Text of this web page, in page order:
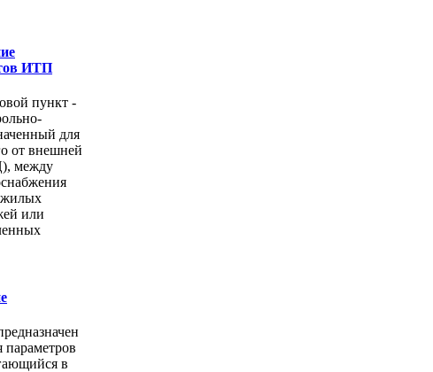
ИТП
пункт -
для
от внешней
между
или
параметров
в